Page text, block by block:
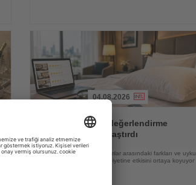
04.08.2026
Araştırma 20 otel değerlendirme
platformunu karşılaştırdı
Yeni meta sıralama, platformlar arasındaki farkları ve uyku
konforunun misafir memnuniyetine etkisini ortaya koyuyor